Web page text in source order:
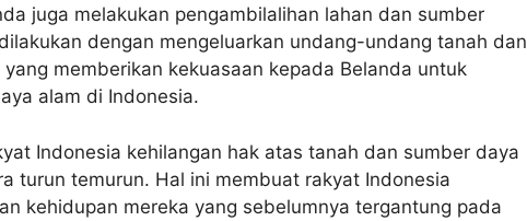
juga melakukan pengambilalihan lahan dan sumber
dengan mengeluarkan undang-undang tanah dan
memberikan kekuasaan kepada Belanda untuk
alam di Indonesia.
Indonesia kehilangan hak atas tanah dan sumber daya
turun temurun. Hal ini membuat rakyat Indonesia
kehidupan mereka yang sebelumnya tergantung pada